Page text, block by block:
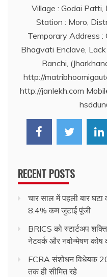
Village : Godai
Station : Moro,
Temporary Address :
Bhagvati Enclave,
Ranchi,
http://
http://janlekh.com
RECENT POSTS
चार साल में पहली बार घटा
8.4% कम जुटाई पूंजी
BRICS को स्टार्टअप
नेटवर्क और नवोन्मेषण कोष
FCRA संशोधन विधेयक
तक ही सीमित रहे